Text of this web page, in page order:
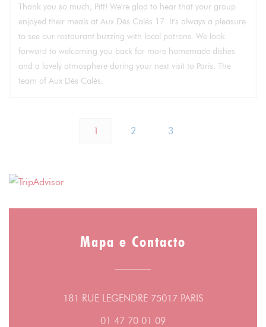
Thank you so much, Pitt! We're glad to hear that your group
enjoyed their meals at Aux Dés Calés 17. It's always a pleasure
to see our restaurant buzzing with local patrons. We look
forward to welcoming you back for more homemade dishes
and a lovely atmosphere during your next visit to Paris. The
team of Aux Dés Calés.
1 2 3
Mapa e Contacto
181 RUE LEGENDRE 75017 PARIS((abre numa
01 47 70 01 09